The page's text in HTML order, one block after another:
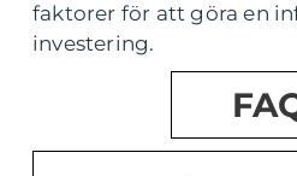
faktorer för att göra en
investering.